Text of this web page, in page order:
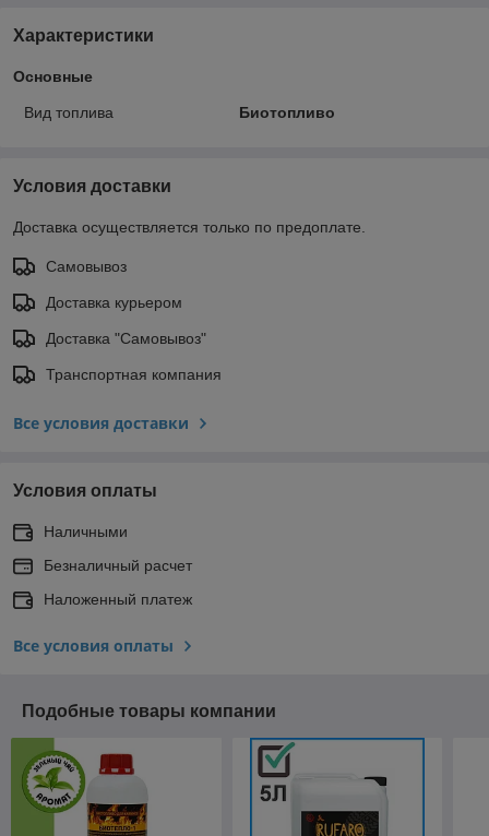
Характеристики
Основные
Вид топлива Биотопливо
Условия доставки
Доставка осуществляется только по предоплате.
Самовывоз
Доставка курьером
Доставка "Самовывоз"
Транспортная компания
Все условия доставки
Условия оплаты
Наличными
Безналичный расчет
Наложенный платеж
Все условия оплаты
Подобные товары компании